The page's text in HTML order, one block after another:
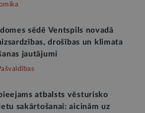
sēdē Ventspils novadā
drošības un klimata
jautājumi
atbalsts vēsturisko
sakārtošanai: aicinām uz